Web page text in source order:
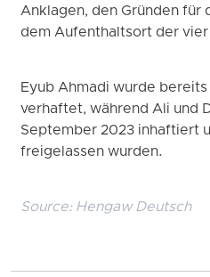
Anklagen, den Gründen für
dem Aufenthaltsort der
Eyub Ahmadi wurde
verhaftet, während Ali und
September 2023 inhaftiert
freigelassen wurden.
Source: Hengaw Deutsch